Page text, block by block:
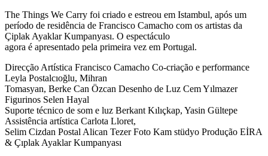
The Things We Carry foi criado e estreou em Istambul, após um
período de residência de Francisco Camacho com os artistas da
Çiplak Ayaklar Kumpanyası. O espectáculo
agora é apresentado pela primeira vez em Portugal.
Direcção Artística Francisco Camacho Co-criação e performance
Leyla Postalcıoğlu, Mihran
Tomasyan, Berke Can Özcan Desenho de Luz Cem Yılmazer
Figurinos Selen Hayal
Suporte técnico de som e luz Berkant Kılıçkap, Yasin Gültepe
Assistência artística Carlota Lloret,
Selim Cizdan Postal Alican Tezer Foto Kam stüdyo Produção EİRA
& Çıplak Ayaklar Kumpanyası